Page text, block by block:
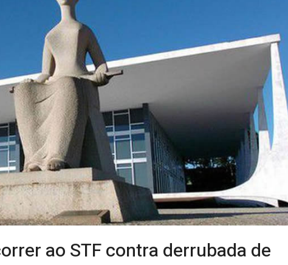
ao STF contra derrubada de